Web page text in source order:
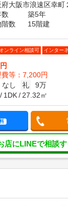
府大阪市浪速区幸町
築5年
数
15階建
ンライン相談可 インター
等：7,200円
なし 礼
9万
1DK 27.32㎡
店にLINEで相談す